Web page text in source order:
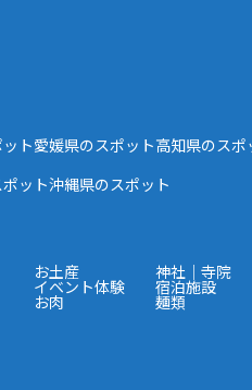
ト愛媛県のスポット高知県のスポ
ット沖縄県のスポット
お土産 神社｜寺院
イベント体験 宿泊施設
お肉 麺類